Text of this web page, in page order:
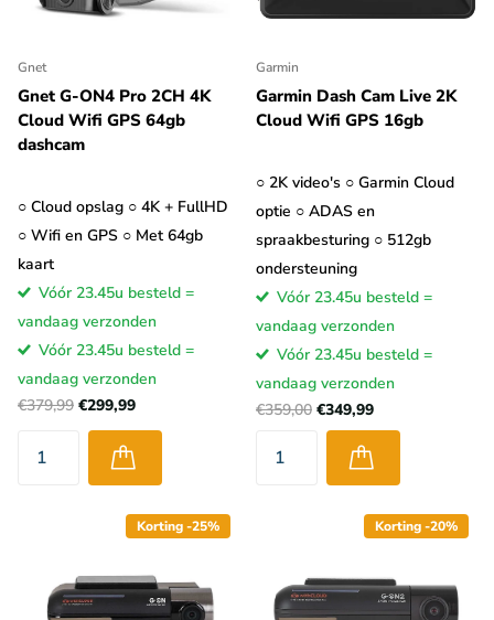
Gnet
Gnet G-ON4 Pro 2CH 4K
Cloud Wifi GPS 64gb
dashcam
○ Cloud opslag ○ 4K + FullHD
○ Wifi en GPS ○ Met 64gb
kaart
Vóór 23.45u besteld =
vandaag verzonden
Vóór 23.45u besteld =
vandaag verzonden
€379,99 €299,99
Garmin
Garmin Dash Cam Live 2K
Cloud Wifi GPS 16gb
○ 2K video's ○ Garmin Cloud
optie ○ ADAS en
spraakbesturing ○ 512gb
ondersteuning
Vóór 23.45u besteld =
vandaag verzonden
Vóór 23.45u besteld =
vandaag verzonden
€359,00 €349,99
Korting -25% Korting -20%